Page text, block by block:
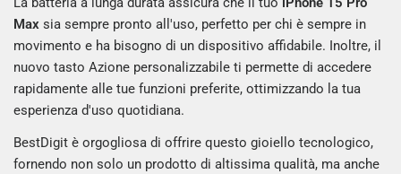
Max sia sempre pronto all'uso, perfetto per chi è sempre in
movimento e ha bisogno di un dispositivo affidabile. Inoltre, il
nuovo tasto Azione personalizzabile ti permette di accedere
rapidamente alle tue funzioni preferite, ottimizzando la tua
esperienza d'uso quotidiana.
BestDigit è orgogliosa di offrire questo gioiello tecnologico,
fornendo non solo un prodotto di altissima qualità, ma anche